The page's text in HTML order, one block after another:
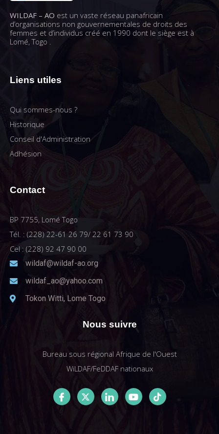
WILDAF – AO est un vaste réseau panafricain
d’organisations non gouvernementales de droits des
femmes et d’individus créé en 1990 dont le siège est à
Lomé, Togo .
Liens utiles
Qui sommes-nous ?
Historique
Conseil d'Administration
Adhésion
Contact
BP 7755, Lomé Togo
Tél. : (228) 22-61 26 79/ 22 61 73 90
Cel : (228) 92 47 90 00
wildaf@wildaf-ao.org
wildaf_ao@yahoo.com
Tokon Witti, Lome Togo
Nous suivre
Bureau sous régional Afrique de l'Ouest
WiLDAF/FeDDAF nationaux